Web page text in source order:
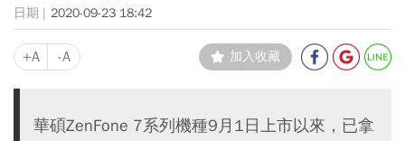
2020-09-23 18:42
+A -A 加入收藏
華碩ZenFone 7系列機種9月1日上市以來，已拿